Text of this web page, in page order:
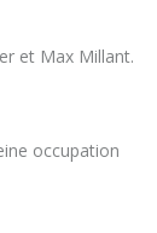
et Max Millant.
occupation